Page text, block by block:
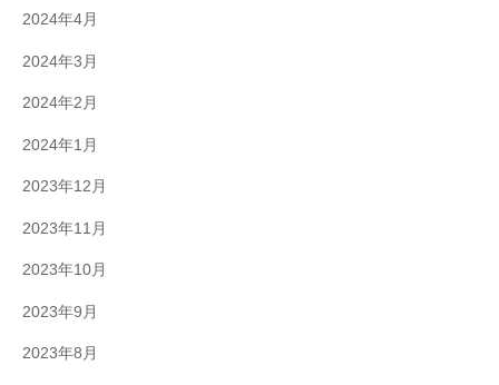
2024年4月
2024年3月
2024年2月
2024年1月
2023年12月
2023年11月
2023年10月
2023年9月
2023年8月